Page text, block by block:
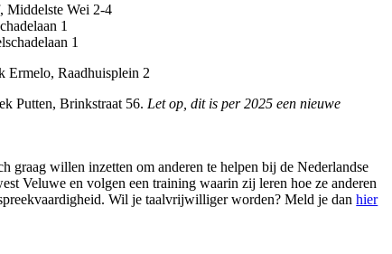
Middelste Wei 2-4
1
1
Ermelo, Raadhuisplein 2
Putten, Brinkstraat 56. Let op, dit is per 2025 een nieuwe
willen inzetten om anderen te helpen bij de Nederlandse
Veluwe en volgen een training waarin zij leren hoe ze anderen
Wil je taalvrijwilliger worden? Meld je danhier